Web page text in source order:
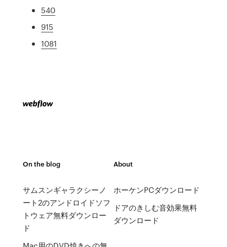
540
915
1081
On the blog
サムスンギャラクシーノ
ート2のアンドロイドソフ
トウェア無料ダウンロー
ド
About
ホーケンPCダウンロード
ドアのきしむ音効果無料
ダウンロード